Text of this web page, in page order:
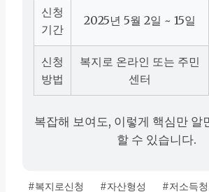
신청
기간
2025년 5월 2일 ~ 15일
신청
방법
복지로 온라인 또는 주민
센터
복잡해 보여도, 이렇게 핵심만 알
할 수 있습니다.
Post
#복지로신청 #자산형성 #저소득